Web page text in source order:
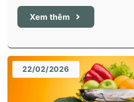
Xem thêm
22/02/2026